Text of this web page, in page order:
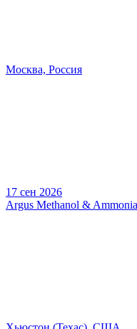
Москва, Россия
17 сен 2026
Argus Methanol & Ammonia